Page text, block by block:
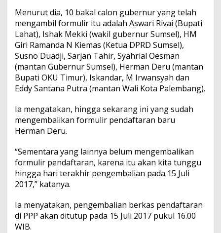
Menurut dia, 10 bakal calon gubernur yang telah
mengambil formulir itu adalah Aswari Rivai (Bupati
Lahat), Ishak Mekki (wakil gubernur Sumsel), HM
Giri Ramanda N Kiemas (Ketua DPRD Sumsel),
Susno Duadji, Sarjan Tahir, Syahrial Oesman
(mantan Gubernur Sumsel), Herman Deru (mantan
Bupati OKU Timur), Iskandar, M Irwansyah dan
Eddy Santana Putra (mantan Wali Kota Palembang).
Ia mengatakan, hingga sekarang ini yang sudah
mengembalikan formulir pendaftaran baru
Herman Deru.
“Sementara yang lainnya belum mengembalikan
formulir pendaftaran, karena itu akan kita tunggu
hingga hari terakhir pengembalian pada 15 Juli
2017,” katanya.
Ia menyatakan, pengembalian berkas pendaftaran
di PPP akan ditutup pada 15 Juli 2017 pukul 16.00
WIB.